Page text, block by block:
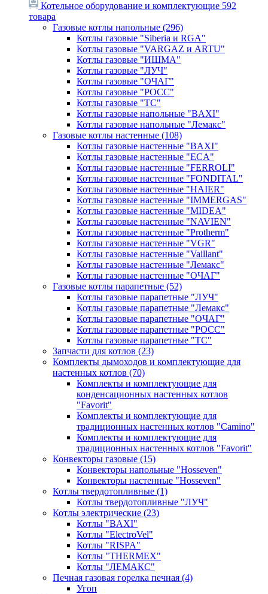
Котельное оборудование и комплектующие 592
товара
Газовые котлы напольные (296)
Котлы газовые "Siberia и RGA"
Котлы газовые "VARGAZ и ARTU"
Котлы газовые "ИШМА"
Котлы газовые "ЛУЧ"
Котлы газовые "ОЧАГ"
Котлы газовые "РОСС"
Котлы газовые "ТС"
Котлы газовые напольные "BAXI"
Котлы газовые напольные "Лемакс"
Газовые котлы настенные (108)
Котлы газовые настенные "BAXI"
Котлы газовые настенные "ECA"
Котлы газовые настенные "FERROLI"
Котлы газовые настенные "FONDITAL"
Котлы газовые настенные "HAIER"
Котлы газовые настенные "IMMERGAS"
Котлы газовые настенные "MIDEA"
Котлы газовые настенные "NAVIEN"
Котлы газовые настенные "Protherm"
Котлы газовые настенные "VGR"
Котлы газовые настенные "Vaillant"
Котлы газовые настенные "Лемакс"
Котлы газовые настенные "ОЧАГ"
Газовые котлы парапетные (52)
Котлы газовые парапетные "ЛУЧ"
Котлы газовые парапетные "Лемакс"
Котлы газовые парапетные "ОЧАГ"
Котлы газовые парапетные "РОСС"
Котлы газовые парапетные "ТС"
Запчасти для котлов (23)
Комплекты дымоходов и комплектующие для
настенных котлов (70)
Комплекты и комплектующие для
конденсационных настенных котлов
"Favorit"
Комплекты и комплектующие для
традиционных настенных котлов "Camino"
Комплекты и комплектующие для
традиционных настенных котлов "Favorit"
Конвекторы газовые (15)
Конвекторы напольные "Hosseven"
Конвекторы настенные "Hosseven"
Котлы твердотопливные (1)
Котлы твердотопливные "ЛУЧ"
Котлы электрические (23)
Котлы "BAXI"
Котлы "ElectroVel"
Котлы "RISPA"
Котлы "THERMEX"
Котлы "ЛЕМАКС"
Печная газовая горелка печная (4)
Угоп